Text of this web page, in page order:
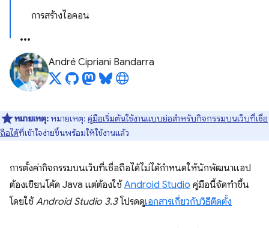
การสร้างไอคอน
André Cipriani Bandarra
หมายเหตุ: หมายเหตุ: คู่มือเริ่มต้นใช้งานแบบย่อสำหรับกิจกรรมบนเว็บที่เชื่อ
ถือได้ที่เข้าใจง่ายขึ้นพร้อมให้ใช้งานแล้ว
การตั้งค่ากิจกรรมบนเว็บที่เชื่อถือได้ไม่ได้กำหนดให้นักพัฒนาแอป
ต้องเขียนโค้ด Java แต่ต้องใช้ Android Studio คู่มือนี้จัดทำขึ้น
โดยใช้ Android Studio 3.3โปรดดูเอกสารเกี่ยวกับวิธีติดตั้ง